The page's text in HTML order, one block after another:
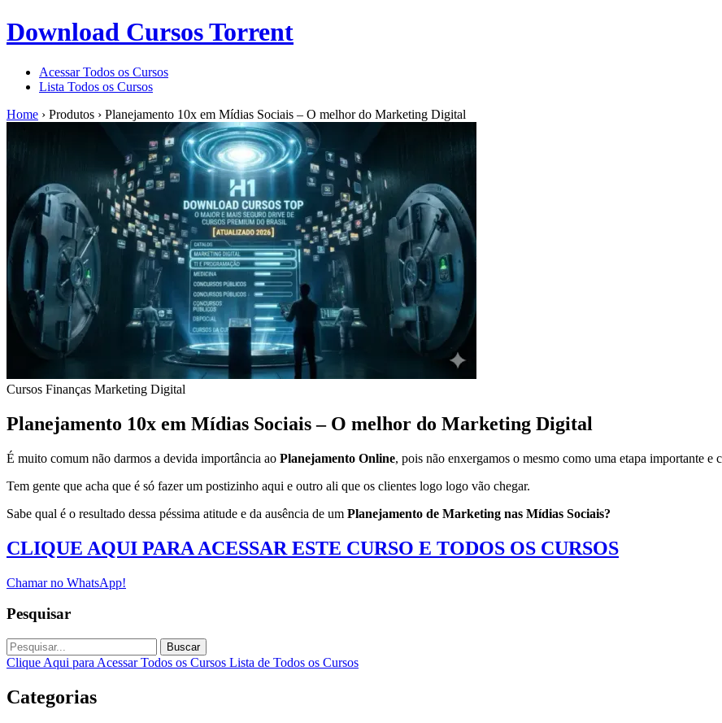
Download Cursos Torrent
Acessar Todos os Cursos
Lista Todos os Cursos
Home › Produtos › Planejamento 10x em Mídias Sociais – O melhor do Marketing Digital
Cursos Finanças Marketing Digital
Planejamento 10x em Mídias Sociais – O melhor do Marketing Digital
É muito comum não darmos a devida importância ao Planejamento Online, pois não enxergamos o mesmo como uma etapa importante
Tem gente que acha que é só fazer um postizinho aqui e outro ali que os clientes logo logo vão chegar.
Sabe qual é o resultado dessa péssima atitude e da ausência de um Planejamento de Marketing nas Mídias Sociais?
CLIQUE AQUI PARA ACESSAR ESTE CURSO E TODOS OS CURSOS
Chamar no WhatsApp!
Pesquisar
Buscar
Clique Aqui para Acessar Todos os Cursos Lista de Todos os Cursos
Categorias